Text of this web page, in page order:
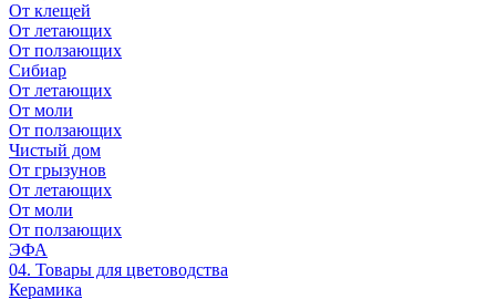
От клещей
От летающих
От ползающих
Сибиар
От летающих
От моли
От ползающих
Чистый дом
От грызунов
От летающих
От моли
От ползающих
ЭФА
04. Товары для цветоводства
Керамика